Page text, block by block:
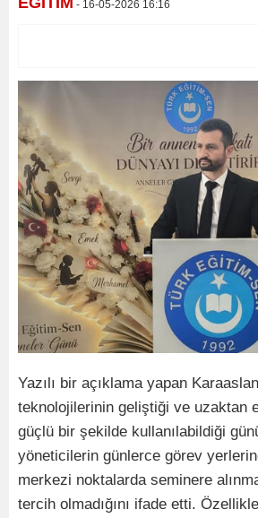
- 16-05-2026 16:16
Yazılı bir açıklama yapan
teknolojilerinin geliştiği ve uzaktan
güçlü bir şekilde kullanılabildiği
yöneticilerin günlerce görev
merkezi noktalarda seminere
tercih olmadığını ifade etti.